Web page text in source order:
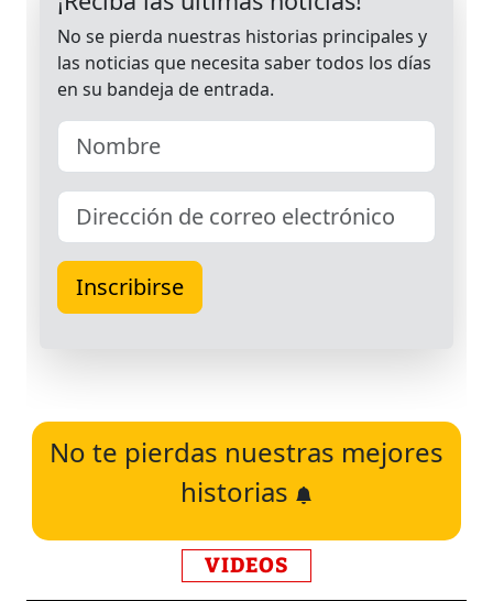
No te pierdas nuestras mejores
historias
VIDEOS